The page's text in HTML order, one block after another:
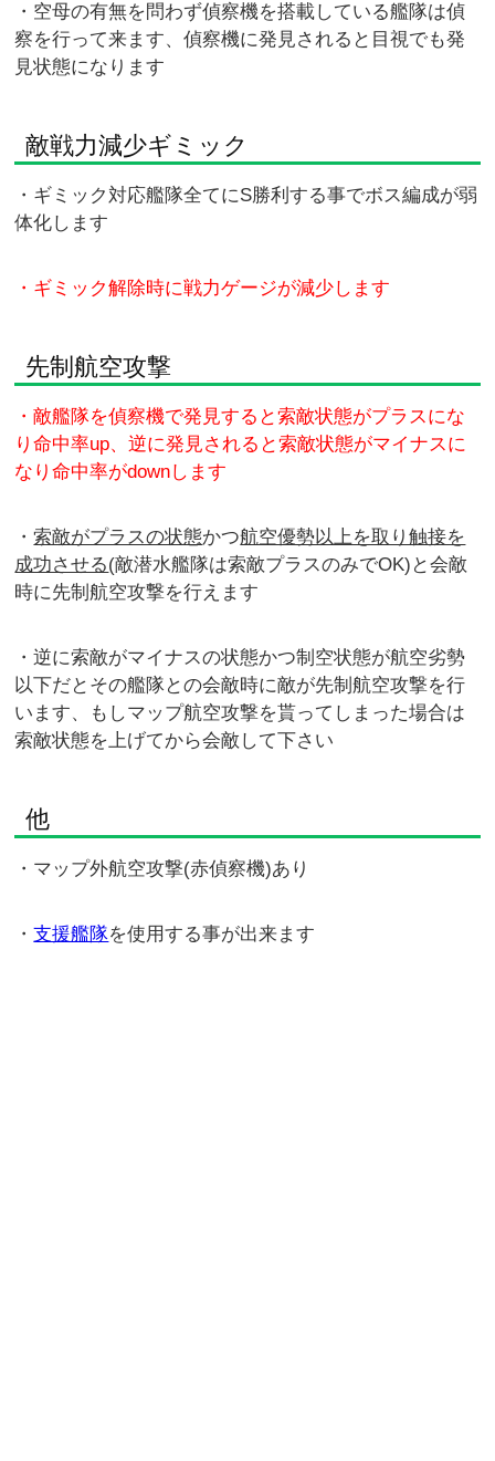
・空母の有無を問わず偵察機を搭載している艦隊は偵
察を行って来ます、偵察機に発見されると目視でも発
見状態になります
敵戦力減少ギミック
・ギミック対応艦隊全てにS勝利する事でボス編成が弱
体化します
・ギミック解除時に戦力ゲージが減少します
先制航空攻撃
・敵艦隊を偵察機で発見すると索敵状態がプラスにな
り命中率up、逆に発見されると索敵状態がマイナスに
なり命中率がdownします
・索敵がプラスの状態かつ航空優勢以上を取り触接を
成功させる(敵潜水艦隊は索敵プラスのみでOK)と会敵
時に先制航空攻撃を行えます
・逆に索敵がマイナスの状態かつ制空状態が航空劣勢
以下だとその艦隊との会敵時に敵が先制航空攻撃を行
います、もしマップ航空攻撃を貰ってしまった場合は
索敵状態を上げてから会敵して下さい
他
・マップ外航空攻撃(赤偵察機)あり
・支援艦隊を使用する事が出来ます